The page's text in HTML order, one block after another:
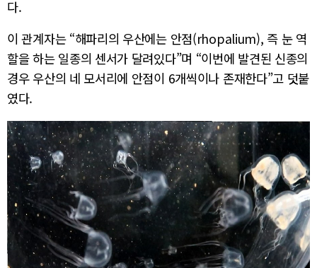
다.
이 관계자는 “해파리의 우산에는 안점(rhopalium), 즉 눈 역
할을 하는 일종의 센서가 달려있다”며 “이번에 발견된 신종의
경우 우산의 네 모서리에 안점이 6개씩이나 존재한다”고 덧붙
였다.